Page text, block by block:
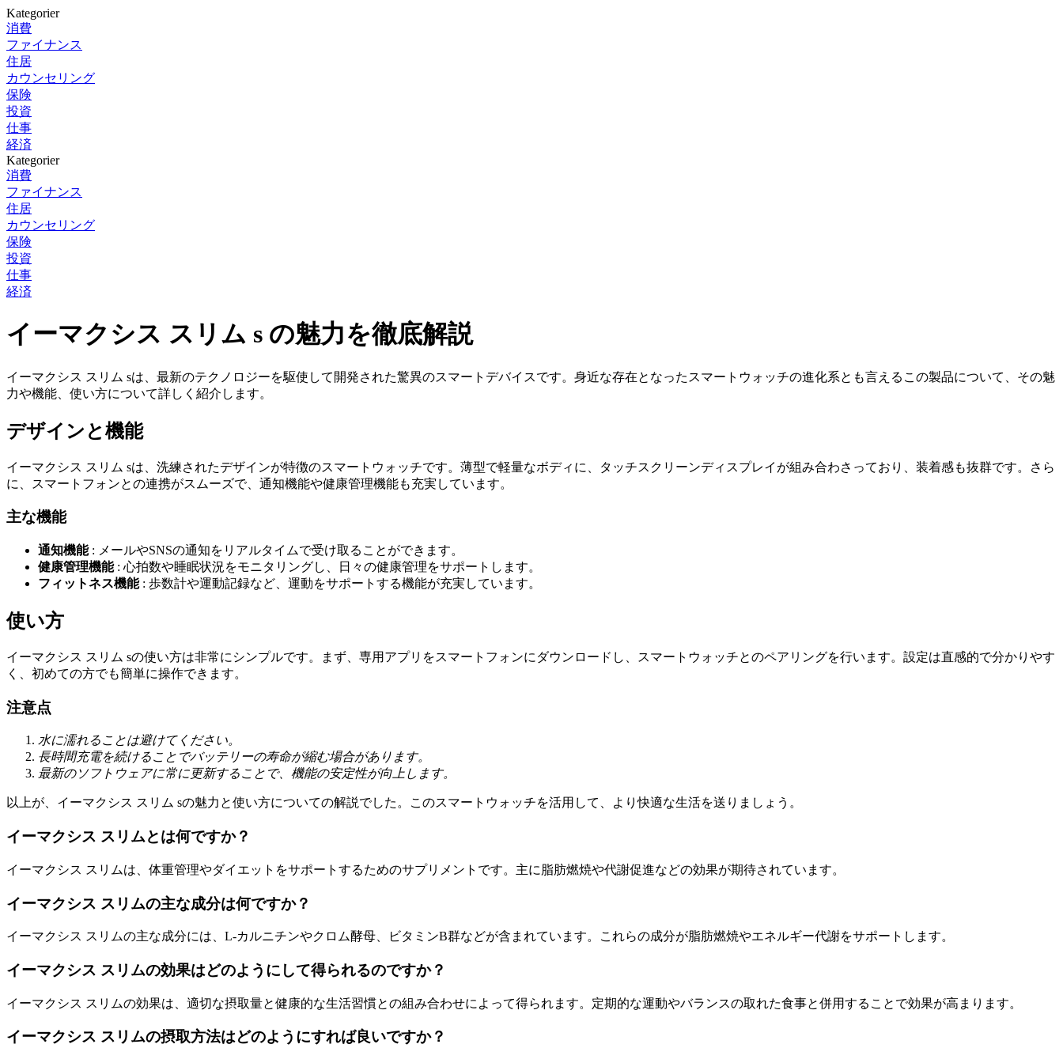
Kategorier
消費
ファイナンス
住居
カウンセリング
保険
投資
仕事
経済
Kategorier
消費
ファイナンス
住居
カウンセリング
保険
投資
仕事
経済
イーマクシス スリム s の魅力を徹底解説
イーマクシス スリム sは、最新のテクノロジーを駆使して開発された驚異のスマートデバイスです。身近な存在となったスマートウォッチの進化系とも言えるこの製品について、その魅
力や機能、使い方について詳しく紹介します。
デザインと機能
イーマクシス スリム sは、洗練されたデザインが特徴のスマートウォッチです。薄型で軽量なボディに、タッチスクリーンディスプレイが組み合わさっており、装着感も抜群です。さら
に、スマートフォンとの連携がスムーズで、通知機能や健康管理機能も充実しています。
主な機能
通知機能: メールやSNSの通知をリアルタイムで受け取ることができます。
健康管理機能: 心拍数や睡眠状況をモニタリングし、日々の健康管理をサポートします。
フィットネス機能: 歩数計や運動記録など、運動をサポートする機能が充実しています。
使い方
イーマクシス スリム sの使い方は非常にシンプルです。まず、専用アプリをスマートフォンにダウンロードし、スマートウォッチとのペアリングを行います。設定は直感的で分かりやす
く、初めての方でも簡単に操作できます。
注意点
水に濡れることは避けてください。
長時間充電を続けることでバッテリーの寿命が縮む場合があります。
最新のソフトウェアに常に更新することで、機能の安定性が向上します。
以上が、イーマクシス スリム sの魅力と使い方についての解説でした。このスマートウォッチを活用して、より快適な生活を送りましょう。
イーマクシス スリムとは何ですか？
イーマクシス スリムは、体重管理やダイエットをサポートするためのサプリメントです。主に脂肪燃焼や代謝促進などの効果が期待されています。
イーマクシス スリムの主な成分は何ですか？
イーマクシス スリムの主な成分には、L-カルニチンやクロム酵母、ビタミンB群などが含まれています。これらの成分が脂肪燃焼やエネルギー代謝をサポートします。
イーマクシス スリムの効果はどのようにして得られるのですか？
イーマクシス スリムの効果は、適切な摂取量と健康的な生活習慣との組み合わせによって得られます。定期的な運動やバランスの取れた食事と併用することで効果が高まります。
イーマクシス スリムの摂取方法はどのようにすれば良いですか？